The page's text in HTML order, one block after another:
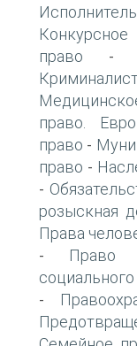
право -
право.
право -
право -
-
розыскная
Права
- Право
-